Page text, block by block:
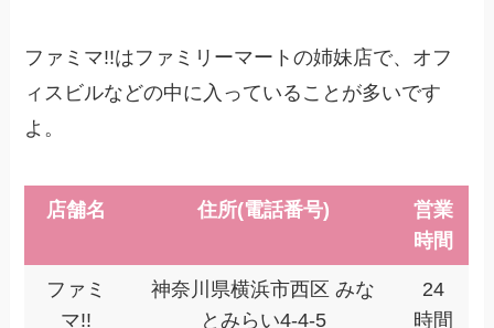
ファミマ!!はファミリーマートの姉妹店で、オフ
ィスビルなどの中に入っていることが多いです
よ。
店舗名 住所(電話番号)
営業
時間
ファミ
マ!!
神奈川県横浜市西区 みな
とみらい4-4-5
24
時間